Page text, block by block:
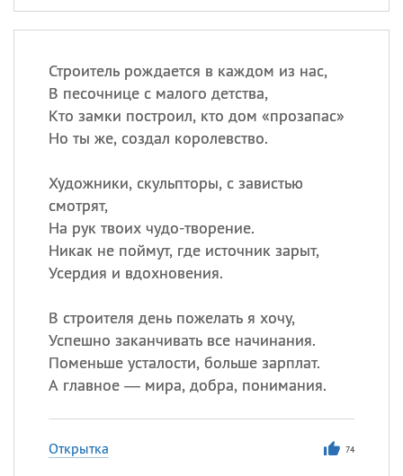
Строитель рождается в каждом из нас,
В песочнице с малого детства,
Кто замки построил, кто дом «прозапас»
Но ты же, создал королевство.
Художники, скульпторы, с завистью
смотрят,
На рук твоих чудо-творение.
Никак не поймут, где источник зарыт,
Усердия и вдохновения.
В строителя день пожелать я хочу,
Успешно заканчивать все начинания.
Поменьше усталости, больше зарплат.
А главное — мира, добра, понимания.
Открытка 74
Посмотреть значениеи
происхождение